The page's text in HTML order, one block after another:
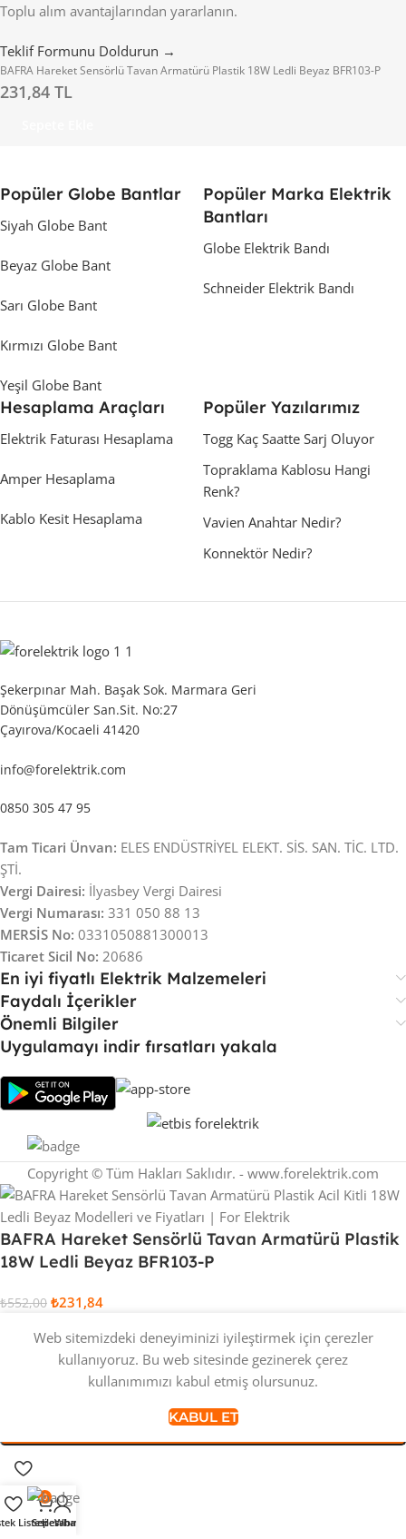
Toplu alım avantajlarından yararlanın.
Teklif Formunu Doldurun →
BAFRA Hareket Sensörlü Tavan Armatürü Plastik 18W Ledli Beyaz BFR103-P
231,84 TL
Popüler Globe Bantlar
Siyah Globe Bant
Beyaz Globe Bant
Sarı Globe Bant
Kırmızı Globe Bant
Yeşil Globe Bant
Popüler Marka Elektrik
Bantları
Globe Elektrik Bandı
Schneider Elektrik Bandı
Hesaplama Araçları
Elektrik Faturası Hesaplama
Amper Hesaplama
Kablo Kesit Hesaplama
Popüler Yazılarımız
Togg Kaç Saatte Sarj Oluyor
Topraklama Kablosu Hangi
Renk?
Vavien Anahtar Nedir?
Konnektör Nedir?
Şekerpınar Mah. Başak Sok. Marmara Geri
Dönüşümcüler San.Sit. No:27
Çayırova/Kocaeli 41420
info@forelektrik.com
0850 305 47 95
Tam Ticari Ünvan: ELES ENDÜSTRİYEL ELEKT. SİS. SAN. TİC. LTD.
ŞTİ.
Vergi Dairesi: İlyasbey Vergi Dairesi
Vergi Numarası: 331 050 88 13
MERSİS No: 0331050881300013
Ticaret Sicil No: 20686
En iyi fiyatlı Elektrik Malzemeleri
Faydalı İçerikler
Önemli Bilgiler
Uygulamayı indir fırsatları yakala
Copyright © Tüm Hakları Saklıdır. - www.forelektrik.com
Web sitemizdeki deneyiminizi iyileştirmek için çerezler
kullanıyoruz. Bu web sitesinde gezinerek çerez
kullanımımızı kabul etmiş olursunuz.
KABUL ET
BAFRA Hareket Sensörlü Tavan Armatürü Plastik
18W Ledli Beyaz BFR103-P
₺552,00 ₺231,84
ŞIMDI SATIN AL
Listesi
0
Sepet
Hesabım
Whatsapp